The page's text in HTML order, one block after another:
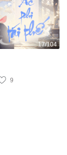
17/104
9